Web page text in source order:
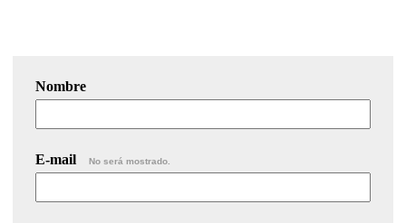
Nombre
E-mail No será mostrado.